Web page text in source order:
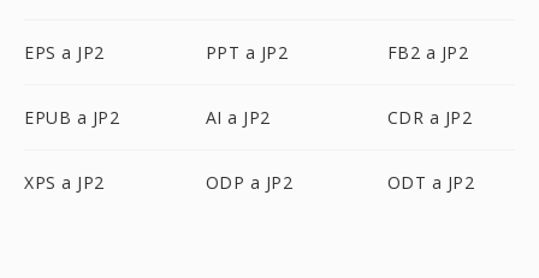
EPS a JP2 PPT a JP2 FB2 a JP2
EPUB a JP2 AI a JP2 CDR a JP2
XPS a JP2 ODP a JP2 ODT a JP2